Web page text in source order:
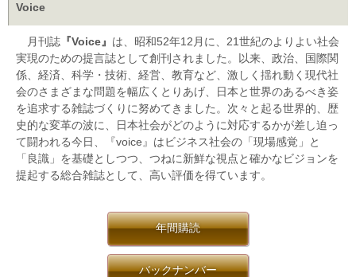
Voice
月刊誌 『Voice』 は、昭和52年12月に、21世紀のよりよい社会
実現のための提言誌として創刊されました。以来、政治、国際関
係、経済、科学・技術、経営、教育など、激しく揺れ動く現代社
会のさまざまな問題を幅広くとりあげ、日本と世界のあるべき姿
を追求する雑誌づくりに努めてきました。次々と起る世界的、歴
史的な変革の波に、日本社会がどのように対応するかが差し迫っ
て闘われる今日、『voice』はビジネス社会の「現場感覚」と
「良識」を基礎としつつ、つねに新鮮な視点と確かなビジョンを
提起する総合雑誌として、高い評価を得ています。
年間購読
バックナンバー